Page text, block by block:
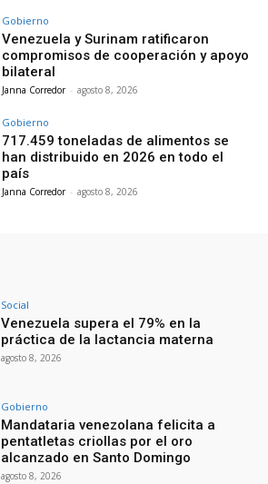
Gobierno
Venezuela y Surinam ratificaron
compromisos de cooperación y apoyo
bilateral
Janna Corredor - agosto 8, 2026
Gobierno
717.459 toneladas de alimentos se
han distribuido en 2026 en todo el
país
Janna Corredor - agosto 8, 2026
Social
Venezuela supera el 79% en la
práctica de la lactancia materna
agosto 8, 2026
Gobierno
Mandataria venezolana felicita a
pentatletas criollas por el oro
alcanzado en Santo Domingo
agosto 8, 2026